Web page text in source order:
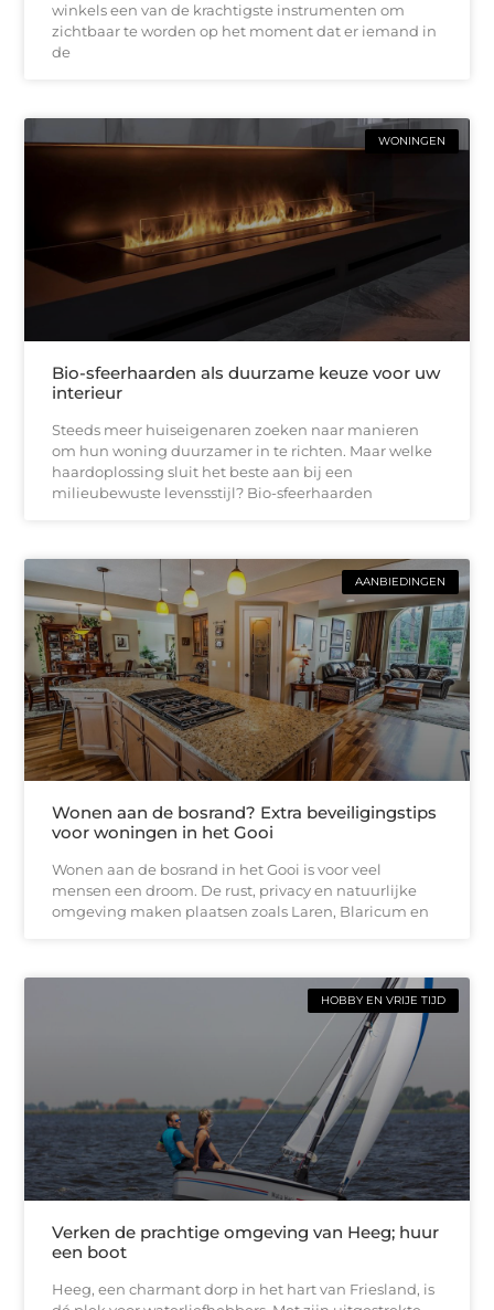
winkels een van de krachtigste instrumenten om
zichtbaar te worden op het moment dat er iemand in
de
WONINGEN
Bio-sfeerhaarden als duurzame keuze voor uw
interieur
Steeds meer huiseigenaren zoeken naar manieren
om hun woning duurzamer in te richten. Maar welke
haardoplossing sluit het beste aan bij een
milieubewuste levensstijl? Bio-sfeerhaarden
AANBIEDINGEN
Wonen aan de bosrand? Extra beveiligingstips
voor woningen in het Gooi
Wonen aan de bosrand in het Gooi is voor veel
mensen een droom. De rust, privacy en natuurlijke
omgeving maken plaatsen zoals Laren, Blaricum en
HOBBY EN VRIJE TIJD
Verken de prachtige omgeving van Heeg; huur
een boot
Heeg, een charmant dorp in het hart van Friesland, is